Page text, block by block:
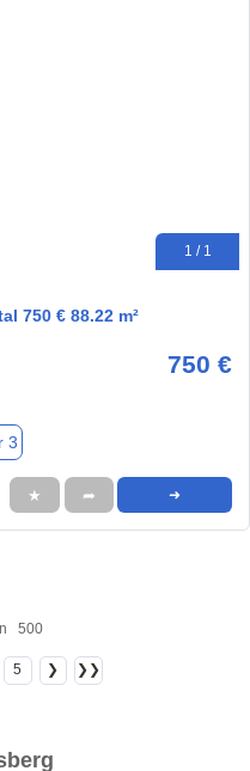
1 / 1
750 € 88.22 m²
750 €
3
★ ➦ ➜
500
5 ❯ ❯❯